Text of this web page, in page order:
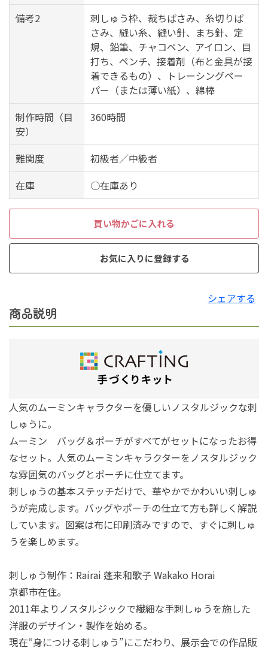
備考2
刺しゅう枠、裁ちばさみ、糸切りば
さみ、縫い糸、縫い針、まち針、定
規、鉛筆、チャコペン、アイロン、目
打ち、ペンチ、接着剤（布と金具が接
着できるもの）、トレーシングペー
パー（または薄い紙）、綿棒
制作時間（目
安）
360時間
難関度
初級者／中級者
在庫
○在庫あり
買い物かごに入れる
お気に入りに登録する
シェアする
商品説明
人気のムーミンキャラクターを優しいノスタルジックな刺
しゅうに。
ムーミン バッグ＆ポーチがすべてがセットになったお得
なセット。人気のムーミンキャラクターをノスタルジック
な雰囲気のバッグとポーチに仕立てます。
刺しゅうの基本ステッチだけで、華やかでかわいい刺しゅ
うが完成します。バッグやポーチの仕立て方も詳しく解説
しています。図案は布に印刷済みですので、すぐに刺しゅ
うを楽しめます。
刺しゅう制作：Rairai 蓬来和歌子 Wakako Horai
京都市在住。
2011年よりノスタルジックで繊細な手刺しゅうを施した
洋服のデザイン・製作を始める。
現在“身につける刺しゅう”にこだわり、展示会での作品販